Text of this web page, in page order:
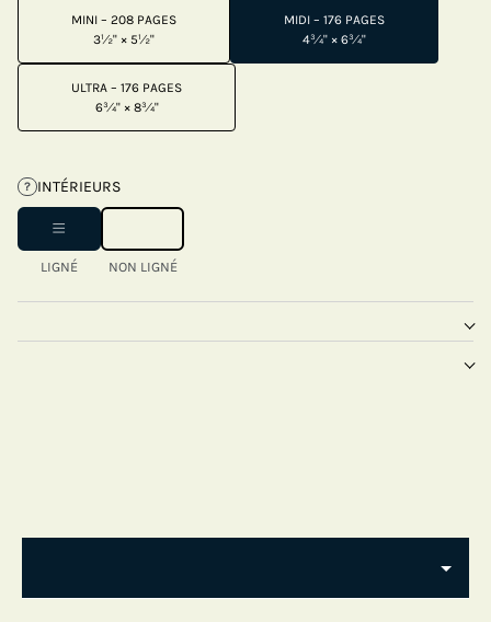
MINI – 208 PAGES
3½" × 5½"
MIDI – 176 PAGES
4¾" × 6¾"
ULTRA – 176 PAGES
6¾" × 8¾"
? INTÉRIEURS
LIGNÉ NON LIGNÉ